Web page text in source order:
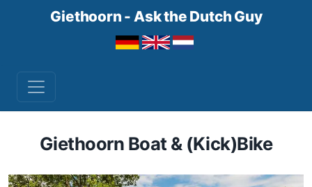
Giethoorn - Ask the Dutch Guy
Giethoorn Boat & (Kick)Bike